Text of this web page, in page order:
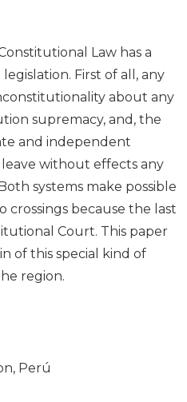
Perú
Law has a
First of all, any
about any
supremacy, and, the
and independent
without effects any
systems make possible
crossings because the last
Court. This paper
of this special kind of
region.